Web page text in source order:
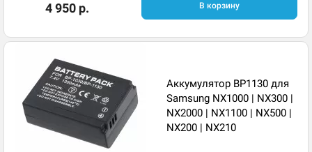
4 950 р. В корзину
Аккумулятор BP1130 для
Samsung NX1000 | NX300 |
NX2000 | NX1100 | NX500 |
NX200 | NX210